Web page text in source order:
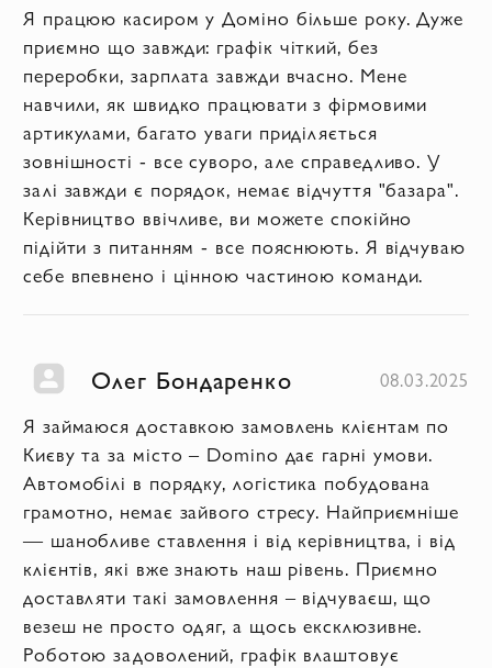
Я працюю касиром у Доміно більше року. Дуже
приємно що завжди: графік чіткий, без
переробки, зарплата завжди вчасно. Мене
навчили, як швидко працювати з фірмовими
артикулами, багато уваги приділяється
зовнішності - все суворо, але справедливо. У
залі завжди є порядок, немає відчуття "базара".
Керівництво ввічливе, ви можете спокійно
підійти з питанням - все пояснюють. Я відчуваю
себе впевнено і цінною частиною команди.
Олег Бондаренко 08.03.2025
Я займаюся доставкою замовлень клієнтам по
Києву та за місто – Domino дає гарні умови.
Автомобілі в порядку, логістика побудована
грамотно, немає зайвого стресу. Найприємніше
— шанобливе ставлення і від керівництва, і від
клієнтів, які вже знають наш рівень. Приємно
доставляти такі замовлення – відчуваєш, що
везеш не просто одяг, а щось ексклюзивне.
Роботою задоволений, графік влаштовує